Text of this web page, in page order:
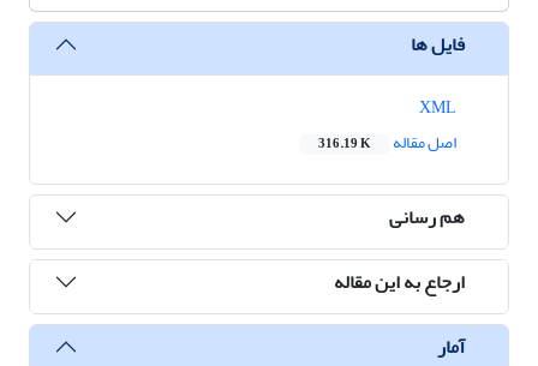
فایل ها
اصل مقاله
316.19 K
هم رسانی
ارجاع به این مقاله
آمار